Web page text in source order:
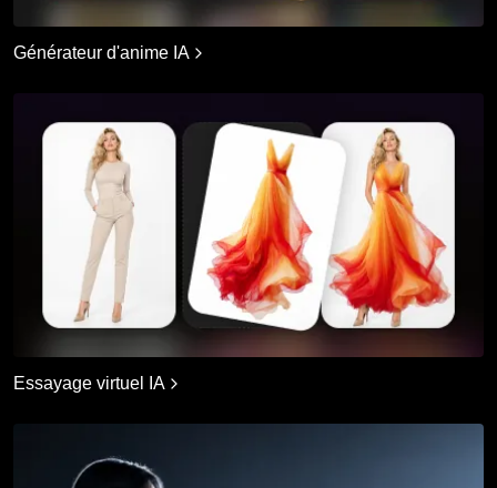
Générateur d'anime IA
Essayage virtuel IA